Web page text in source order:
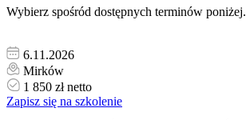
Wybierz spośród dostępnych terminów poniżej.
6.11.2026
Mirków
1 850 zł netto
Zapisz się na szkolenie